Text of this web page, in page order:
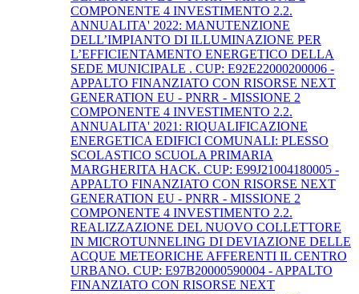
COMPONENTE 4 INVESTIMENTO 2.2.
ANNUALITA' 2022: MANUTENZIONE
DELL’IMPIANTO DI ILLUMINAZIONE PER
L’EFFICIENTAMENTO ENERGETICO DELLA
SEDE MUNICIPALE . CUP: E92E22000200006 -
APPALTO FINANZIATO CON RISORSE NEXT
GENERATION EU - PNRR - MISSIONE 2
COMPONENTE 4 INVESTIMENTO 2.2.
ANNUALITA' 2021: RIQUALIFICAZIONE
ENERGETICA EDIFICI COMUNALI: PLESSO
SCOLASTICO SCUOLA PRIMARIA
MARGHERITA HACK. CUP: E99J21004180005 -
APPALTO FINANZIATO CON RISORSE NEXT
GENERATION EU - PNRR - MISSIONE 2
COMPONENTE 4 INVESTIMENTO 2.2.
REALIZZAZIONE DEL NUOVO COLLETTORE
IN MICROTUNNELING DI DEVIAZIONE DELLE
ACQUE METEORICHE AFFERENTI IL CENTRO
URBANO. CUP: E97B20000590004 - APPALTO
FINANZIATO CON RISORSE NEXT